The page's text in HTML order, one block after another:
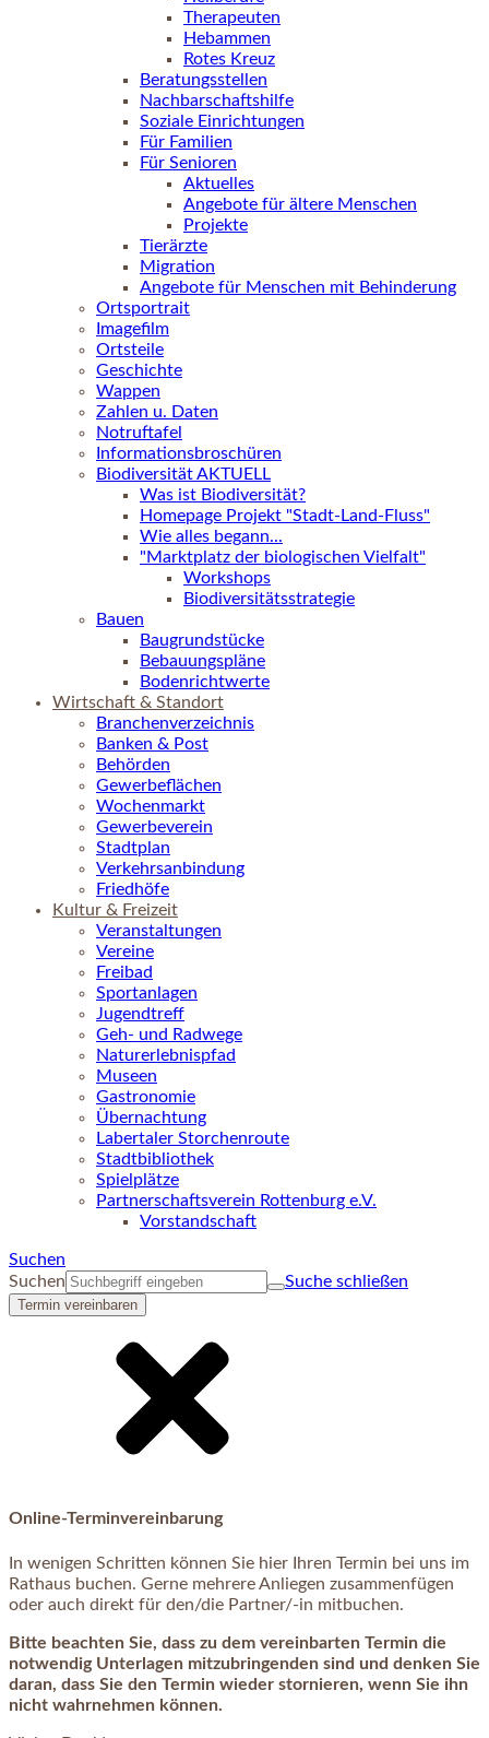
Therapeuten
Hebammen
Rotes Kreuz
Beratungsstellen
Nachbarschaftshilfe
Soziale Einrichtungen
Für Familien
Für Senioren
Aktuelles
Angebote für ältere Menschen
Projekte
Tierärzte
Migration
Angebote für Menschen mit Behinderung
Ortsportrait
Imagefilm
Ortsteile
Geschichte
Wappen
Zahlen u. Daten
Notruftafel
Informationsbroschüren
Biodiversität AKTUELL
Was ist Biodiversität?
Homepage Projekt "Stadt-Land-Fluss"
Wie alles begann...
"Marktplatz der biologischen Vielfalt"
Workshops
Biodiversitätsstrategie
Bauen
Baugrundstücke
Bebauungspläne
Bodenrichtwerte
Wirtschaft & Standort
Branchenverzeichnis
Banken & Post
Behörden
Gewerbeflächen
Wochenmarkt
Gewerbeverein
Stadtplan
Verkehrsanbindung
Friedhöfe
Kultur & Freizeit
Veranstaltungen
Vereine
Freibad
Sportanlagen
Jugendtreff
Geh- und Radwege
Naturerlebnispfad
Museen
Gastronomie
Übernachtung
Labertaler Storchenroute
Stadtbibliothek
Spielplätze
Partnerschaftsverein Rottenburg e.V.
Vorstandschaft
Suchen
Suchen
Suche schließen
Termin vereinbaren
Online-Terminvereinbarung
In wenigen Schritten können Sie hier Ihren Termin bei uns im
Rathaus buchen. Gerne mehrere Anliegen zusammenfügen
oder auch direkt für den/die Partner/-in mitbuchen.
Bitte beachten Sie, dass zu dem vereinbarten Termin die
notwendig Unterlagen mitzubringenden sind und denken Sie
daran, dass Sie den Termin wieder stornieren, wenn Sie ihn
nicht wahrnehmen können.